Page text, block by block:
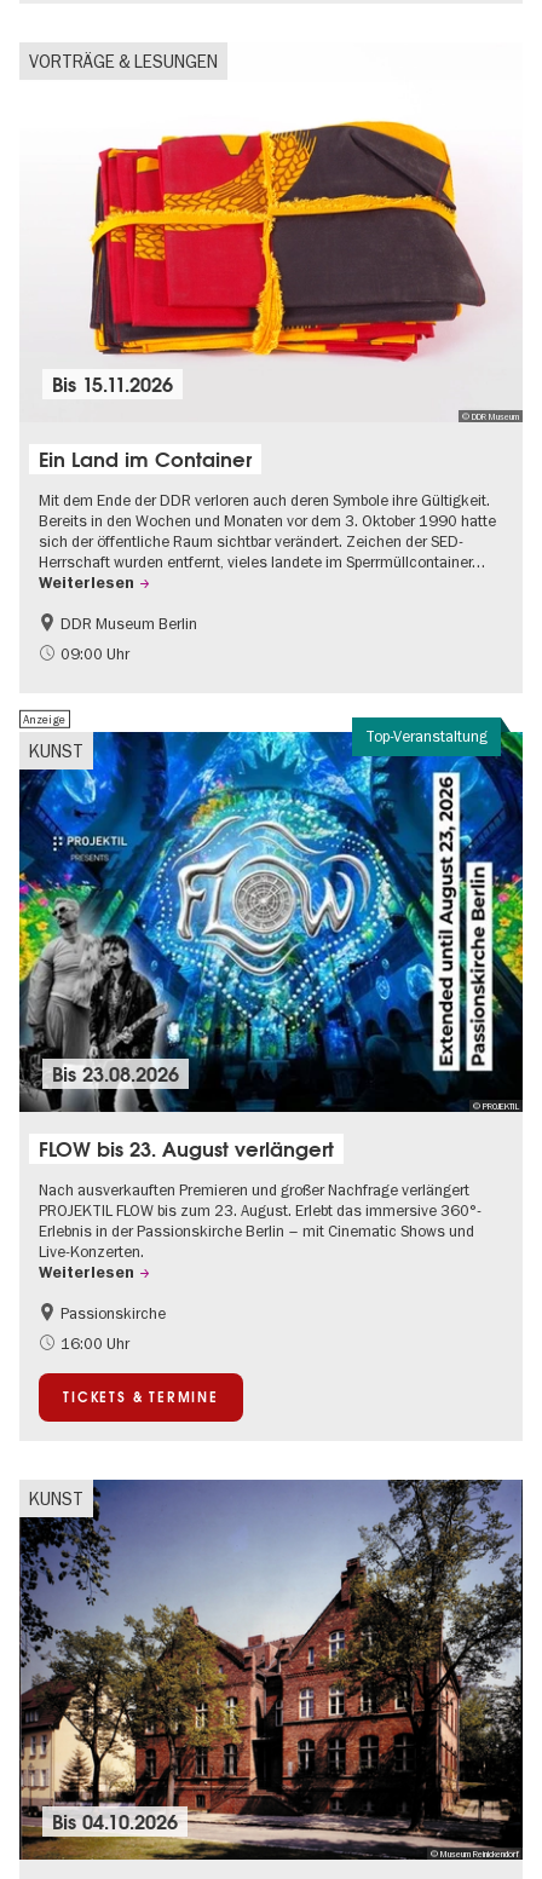
VORTRÄGE & LESUNGEN
© DDR Museum
Bis 15.11.2026
Ein Land im Container
Mit dem Ende der DDR verloren auch deren Symbole ihre Gültigkeit.
Bereits in den Wochen und Monaten vor dem 3. Oktober 1990 hatte
sich der öffentliche Raum sichtbar verändert. Zeichen der SED-
Herrschaft wurden entfernt, vieles landete im Sperrmüllcontainer…
Weiterlesen
DDR-Geschichte
Politik & Gesellschaft
DDR Museum Berlin
09:00 Uhr
Top-Veranstaltung
KUNST
Anzeige
© PROJEKTIL
Bis23.08.2026
FLOW bis 23. August verlängert
Nach ausverkauften Premieren und großer Nachfrage verlängert
PROJEKTIL FLOW bis zum 23. August. Erlebt das immersive 360°-
Erlebnis in der Passionskirche Berlin – mit Cinematic Shows und
Live-Konzerten.
Weiterlesen
Barrierefrei
Kultursommer
Passionskirche
16:00 Uhr
TICKETS & TERMINE
KUNST
© Museum Reinickendorf
Bis04.10.2026